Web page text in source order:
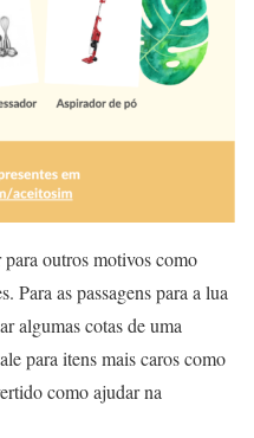
outros motivos como
Para as passagens para a lua
algumas cotas de uma
para itens mais caros como
como ajudar na